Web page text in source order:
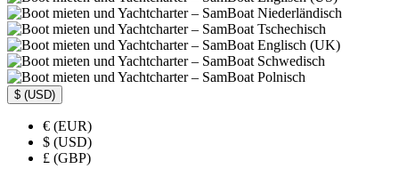
Niederländisch
Tschechisch
Englisch (UK)
Schwedisch
Polnisch
$ (USD)
€ (EUR)
$ (USD)
£ (GBP)